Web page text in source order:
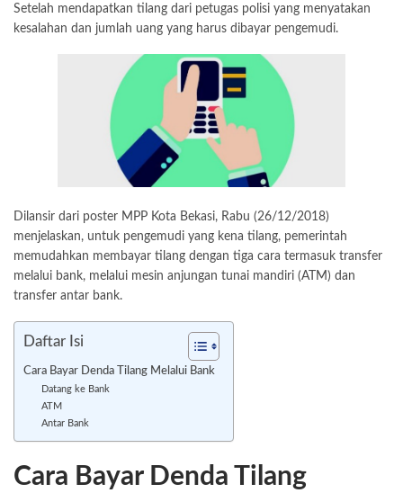
Setelah mendapatkan tilang dari petugas polisi yang menyatakan
kesalahan dan jumlah uang yang harus dibayar pengemudi.
Dilansir dari poster MPP Kota Bekasi, Rabu (26/12/2018)
menjelaskan, untuk pengemudi yang kena tilang, pemerintah
memudahkan membayar tilang dengan tiga cara termasuk transfer
melalui bank, melalui mesin anjungan tunai mandiri (ATM) dan
transfer antar bank.
Daftar Isi
Cara Bayar Denda Tilang Melalui Bank
Datang ke Bank
ATM
Antar Bank
Cara Bayar Denda Tilang